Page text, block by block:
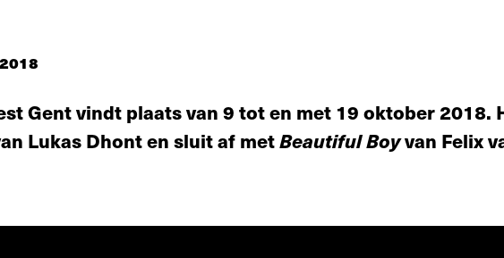
Gent vindt plaats van 9 tot en met 19 oktober 2018.
Lukas Dhont en sluit af metBeautiful Boyvan Felix